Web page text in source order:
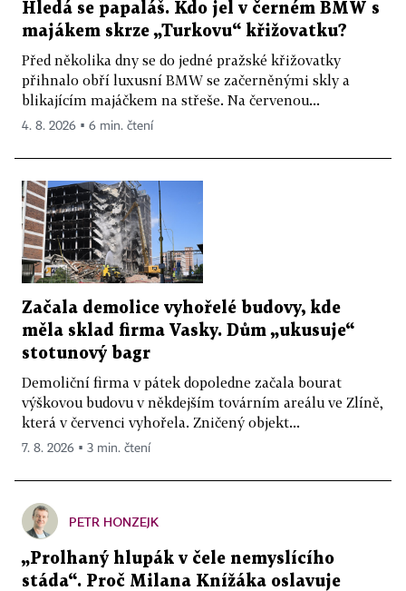
Hledá se papaláš. Kdo jel v černém BMW s
majákem skrze „Turkovu“ křižovatku?
Před několika dny se do jedné pražské křižovatky
přihnalo obří luxusní BMW se začerněnými skly a
blikajícím majáčkem na střeše. Na červenou...
4. 8. 2026 ▪ 6 min. čtení
Začala demolice vyhořelé budovy, kde
měla sklad firma Vasky. Dům „ukusuje“
stotunový bagr
Demoliční firma v pátek dopoledne začala bourat
výškovou budovu v někdejším továrním areálu ve Zlíně,
která v červenci vyhořela. Zničený objekt...
7. 8. 2026 ▪ 3 min. čtení
PETR HONZEJK
„Prolhaný hlupák v čele nemyslícího
stáda“. Proč Milana Knížáka oslavuje